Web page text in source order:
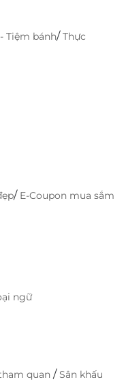
Hue Hotel, bạn
gian nghỉ dưỡng
những dịch vụ
chuyên nghiệp và
vụ cao cấp như
ngoài trời
vẹn.
Tiệm bánh/Thực
/ E-Coupon mua sắm
ngữ
quan /Sân khấu